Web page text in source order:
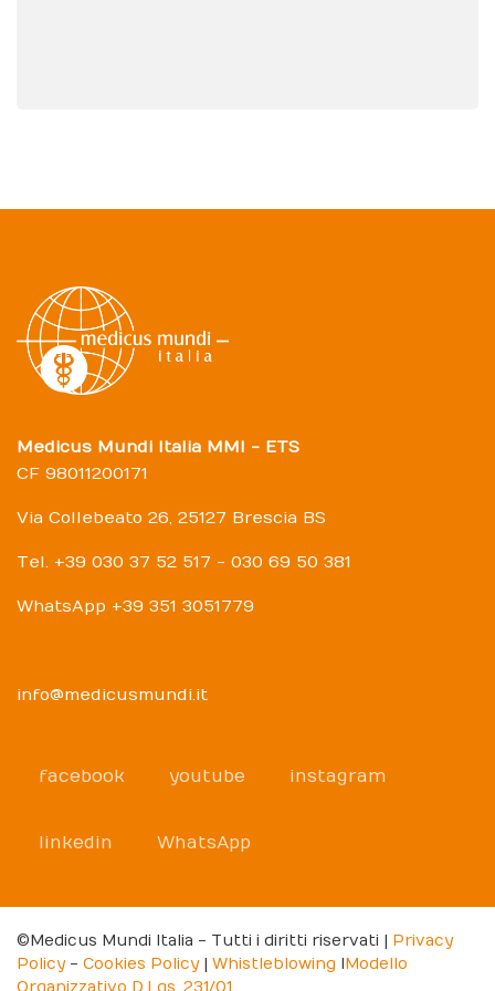
Medicus Mundi Italia MMI - ETS
CF 98011200171
Via Collebeato 26, 25127 Brescia BS
Tel. +39 030 37 52 517 - 030 69 50 381
WhatsApp +39 351 3051779
info@medicusmundi.it
facebook youtube instagram
linkedin WhatsApp
©Medicus Mundi Italia - Tutti i diritti riservati | Privacy
Policy- Cookies Policy| Whistleblowing IModello